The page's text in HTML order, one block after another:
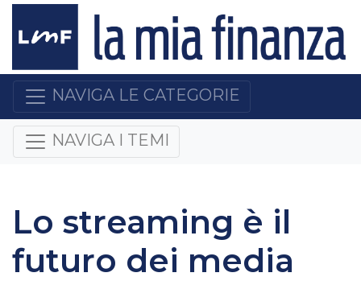
NAVIGA LE CATEGORIE
NAVIGA I TEMI
Lo streaming è il
futuro dei media